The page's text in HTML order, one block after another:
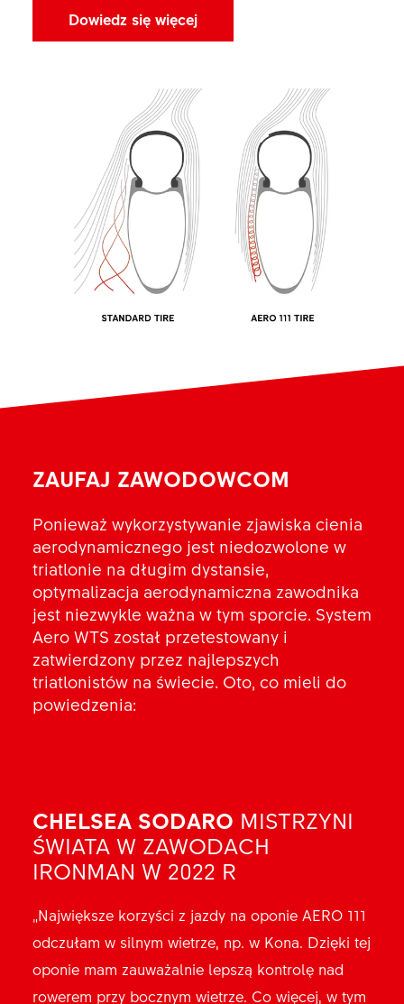
Dowiedz się więcej
ZAUFAJ ZAWODOWCOM
Ponieważ wykorzystywanie zjawiska cienia
aerodynamicznego jest niedozwolone w
triatlonie na długim dystansie,
optymalizacja aerodynamiczna zawodnika
jest niezwykle ważna w tym sporcie. System
Aero WTS został przetestowany i
zatwierdzony przez najlepszych
triatlonistów na świecie. Oto, co mieli do
powiedzenia:
CHELSEA SODARO MISTRZYNI
ŚWIATA W ZAWODACH
IRONMAN W 2022 R
„Największe korzyści z jazdy na oponie AERO 111
odczułam w silnym wietrze, np. w Kona. Dzięki tej
oponie mam zauważalnie lepszą kontrolę nad
rowerem przy bocznym wietrze. Co więcej, w tym
SAM LONGWIELOKROTNY
MISTRZ W ZAWODACH
IRONMAN I IRONMAN 70.3
„Opona AERO 111 jest idealnym dodatkiem
optymalizującym osiągi rowerzysty i roweru. W
obecnej erze marginalnych zysków wszystkie
korzyści i detale są na wagę złota. Jeśli nie